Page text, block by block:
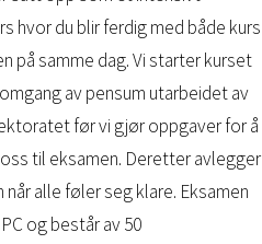
hvor du blir ferdig med både kurs
på samme dag. Vi starter kurset
av pensum utarbeidet av
før vi gjør oppgaver for å
til eksamen. Deretter avlegger
når alle føler seg klare. Eksamen
og består av 50